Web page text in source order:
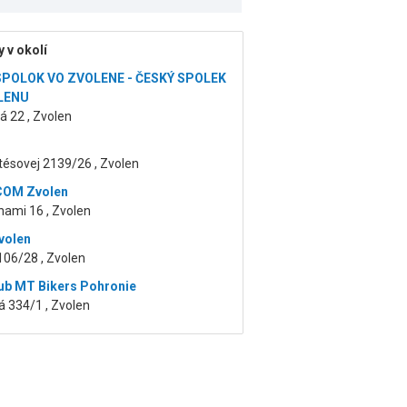
v okolí
VO ZVOLENE - ČESKÝ SPOLEK
22 , Zvolen
2139/26 , Zvolen
Zvolen
16 , Zvolen
28 , Zvolen
MT Bikers Pohronie
334/1 , Zvolen